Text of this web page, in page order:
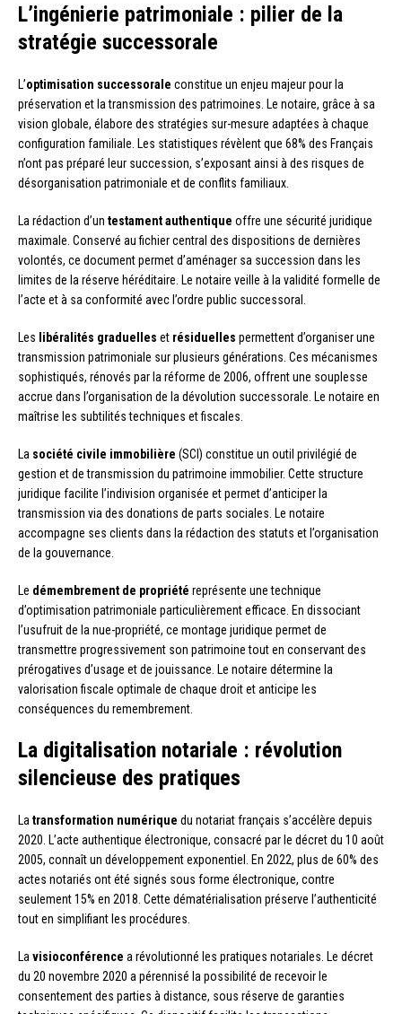
L’ingénierie patrimoniale : pilier de la
stratégie successorale
L’optimisation successorale constitue un enjeu majeur pour la
préservation et la transmission des patrimoines. Le notaire, grâce à sa
vision globale, élabore des stratégies sur-mesure adaptées à chaque
configuration familiale. Les statistiques révèlent que 68% des Français
n’ont pas préparé leur succession, s’exposant ainsi à des risques de
désorganisation patrimoniale et de conflits familiaux.
La rédaction d’un testament authentique offre une sécurité juridique
maximale. Conservé au fichier central des dispositions de dernières
volontés, ce document permet d’aménager sa succession dans les
limites de la réserve héréditaire. Le notaire veille à la validité formelle de
l’acte et à sa conformité avec l’ordre public successoral.
Les libéralités graduelles et résiduelles permettent d’organiser une
transmission patrimoniale sur plusieurs générations. Ces mécanismes
sophistiqués, rénovés par la réforme de 2006, offrent une souplesse
accrue dans l’organisation de la dévolution successorale. Le notaire en
maîtrise les subtilités techniques et fiscales.
La société civile immobilière (SCI) constitue un outil privilégié de
gestion et de transmission du patrimoine immobilier. Cette structure
juridique facilite l’indivision organisée et permet d’anticiper la
transmission via des donations de parts sociales. Le notaire
accompagne ses clients dans la rédaction des statuts et l’organisation
de la gouvernance.
Le démembrement de propriété représente une technique
d’optimisation patrimoniale particulièrement efficace. En dissociant
l’usufruit de la nue-propriété, ce montage juridique permet de
transmettre progressivement son patrimoine tout en conservant des
prérogatives d’usage et de jouissance. Le notaire détermine la
valorisation fiscale optimale de chaque droit et anticipe les
conséquences du remembrement.
La digitalisation notariale : révolution
silencieuse des pratiques
La transformation numérique du notariat français s’accélère depuis
2020. L’acte authentique électronique, consacré par le décret du 10 août
2005, connaît un développement exponentiel. En 2022, plus de 60% des
actes notariés ont été signés sous forme électronique, contre
seulement 15% en 2018. Cette dématérialisation préserve l’authenticité
tout en simplifiant les procédures.
La visioconférence a révolutionné les pratiques notariales. Le décret
du 20 novembre 2020 a pérennisé la possibilité de recevoir le
consentement des parties à distance, sous réserve de garanties